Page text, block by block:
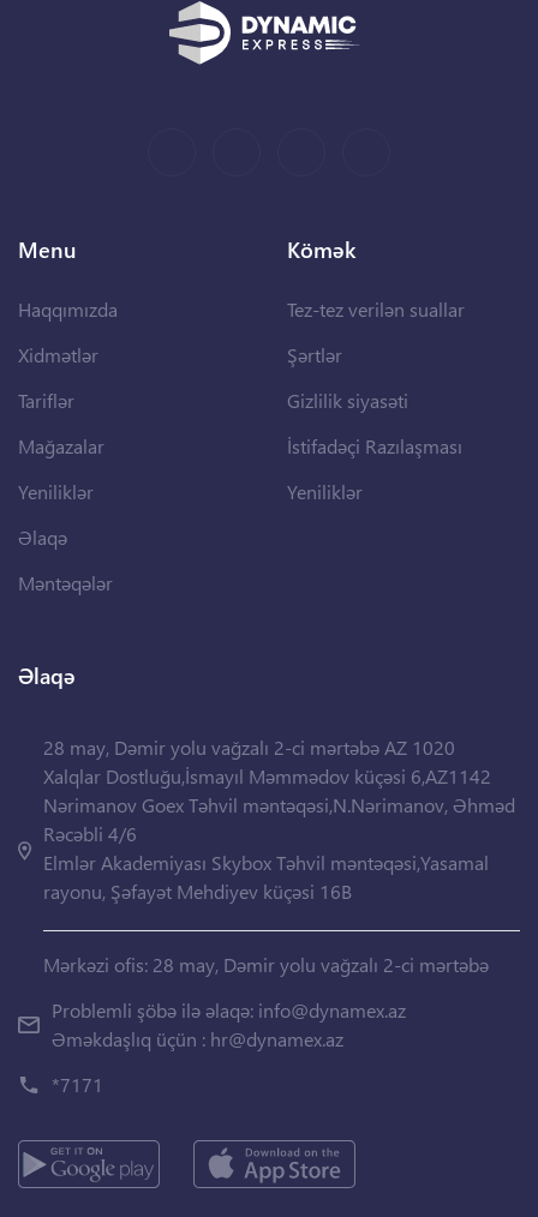
Menu
Haqqımızda
Xidmətlər
Tariflər
Mağazalar
Yeniliklər
Əlaqə
Məntəqələr
Kömək
Tez-tez verilən suallar
Şərtlər
Gizlilik siyasəti
İstifadəçi Razılaşması
Yeniliklər
Əlaqə
28 may, Dəmir yolu vağzalı 2-ci mərtəbə AZ 1020
Xalqlar Dostluğu,İsmayıl Məmmədov küçəsi 6,AZ1142
Nərimanov Goex Təhvil məntəqəsi,N.Nərimanov, Əhməd
Rəcəbli 4/6
Elmlər Akademiyası Skybox Təhvil məntəqəsi,Yasamal
rayonu, Şəfayət Mehdiyev küçəsi 16B
Mərkəzi ofis: 28 may, Dəmir yolu vağzalı 2-ci mərtəbə
Problemli şöbə ilə əlaqə: info@dynamex.az
Əməkdaşlıq üçün : hr@dynamex.az
*7171